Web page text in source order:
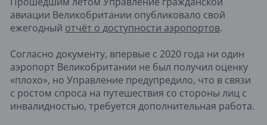
авиации Великобритании опубликовало свой
ежегодный отчёт о доступности аэропортов.
Согласно документу, впервые с 2020 года ни один
аэропорт Великобритании не был получил оценку
«плохо», но Управление предупредило, что в связи
с ростом спроса на путешествия со стороны лиц с
инвалидностью, требуется дополнительная работа.